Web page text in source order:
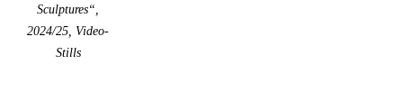
Sculptures“,
2024/25, Video-
Stills